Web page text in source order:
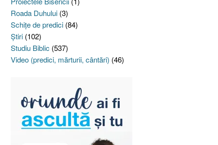
Roada Duhului (3)
Schiţe de predici (84)
Ştiri (102)
Studiu Biblic (537)
Video (predici, mărturii, cântări) (46)